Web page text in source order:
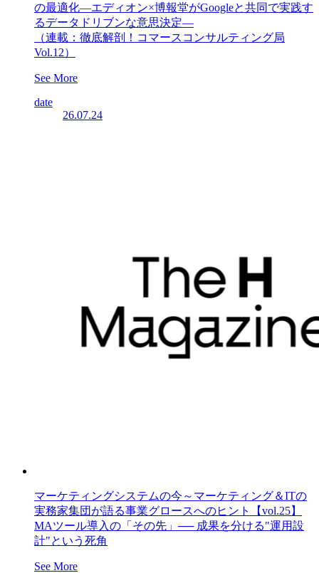
の最適化―エディオン×博報堂がGoogleと共同で実践す
るデータドリブンな意思決定―
（連載：徹底解剖！コマースコンサルティング局
Vol.12）
See More
date
26.07.24
マーケティングシステムの今～マーケティング＆ITの
実務家集団が語る事業グロースへのヒント【vol.25】
MAツール導入の「その先」── 成果を分ける"運用設
計"という死角
See More